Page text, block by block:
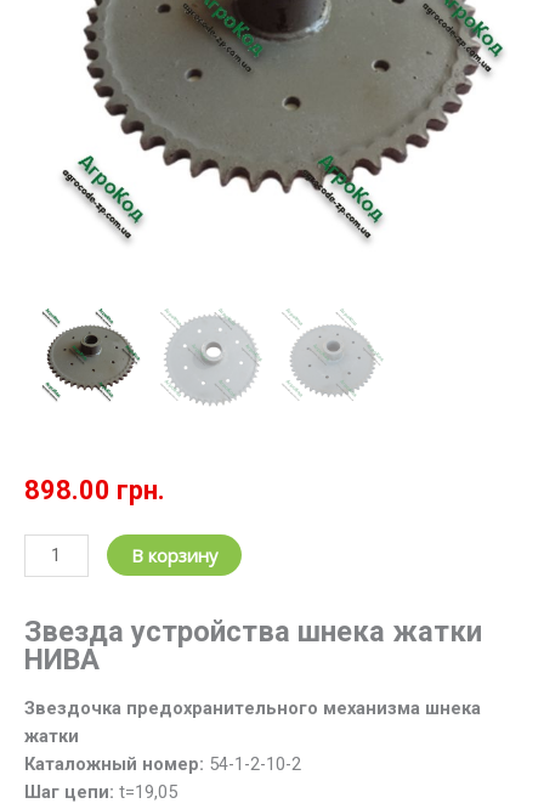
898.00 грн.
Количество
товара
устройства
шнека
54-
1-
2-
10-
В корзину
Звезда устройства шнека жатки
НИВА
Звездочка предохранительного механизма шнека
жатки
Каталожный номер: 54-1-2-10-2
Шаг цепи: t=19,05